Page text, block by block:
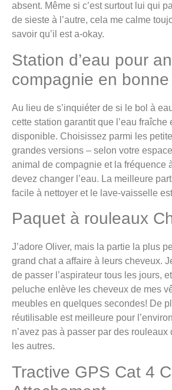
absent. Même si c’est surtout lui qui
de sieste à l’autre, cela me calme
savoir qu’il est a-okay.
Station d’eau pour
compagnie en
Au lieu de s’inquiéter de si le bol à
cette station garantit que l’eau fraîche
disponible. Choisissez parmi les
grandes versions – selon votre
animal de compagnie et la fréquence
devez changer l’eau. La meilleure
facile à nettoyer et le lave-vaisselle
Paquet à rouleaux
J’adore Oliver, mais la partie la plus
grand chat a affaire à leurs cheveux.
de passer l’aspirateur tous les jours,
peluche enlève les cheveux de mes
meubles en quelques secondes! De
réutilisable est meilleure pour
n’avez pas à passer par des rouleaux
les autres.
Tractive GPS Cat 4